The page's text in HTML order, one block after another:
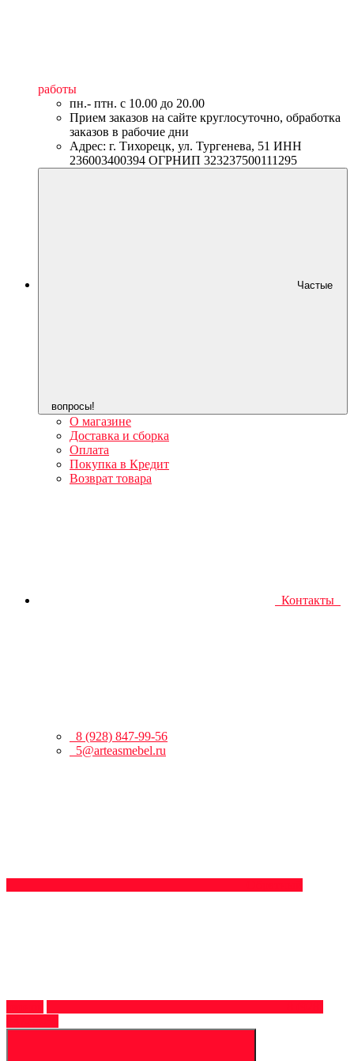
работы
пн.- птн. c 10.00 до 20.00
Прием заказов на сайте круглосуточно, обработка
заказов в рабочие дни
Адрес: г. Тихорецк, ул. Тургенева, 51 ИНН
236003400394 ОГРНИП 323237500111295
Частые
вопросы!
О магазине
Доставка и сборка
Оплата
Покупка в Кредит
Возврат товара
Контакты
8 (928) 847-99-56
5@arteasmebel.ru